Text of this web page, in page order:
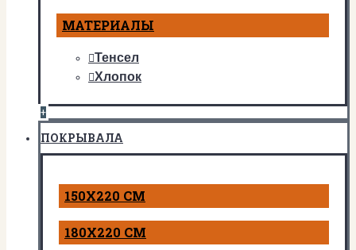
МАТЕРИАЛЫ
Тенсел
Хлопок
+
ПОКРЫВАЛА
150Х220 СМ
180Х220 СМ